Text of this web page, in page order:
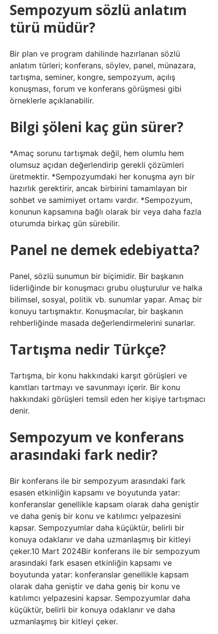
Sempozyum sözlü anlatım
türü müdür?
Bir plan ve program dahilinde hazırlanan sözlü
anlatım türleri; konferans, söylev, panel, münazara,
tartışma, seminer, kongre, sempozyum, açılış
konuşması, forum ve konferans görüşmesi gibi
örneklerle açıklanabilir.
Bilgi şöleni kaç gün sürer?
*Amaç sorunu tartışmak değil, hem olumlu hem
olumsuz açıdan değerlendirip gerekli çözümleri
üretmektir. *Sempozyumdaki her konuşma ayrı bir
hazırlık gerektirir, ancak birbirini tamamlayan bir
sohbet ve samimiyet ortamı vardır. *Sempozyum,
konunun kapsamına bağlı olarak bir veya daha fazla
oturumda birkaç gün sürebilir.
Panel ne demek edebiyatta?
Panel, sözlü sunumun bir biçimidir. Bir başkanın
liderliğinde bir konuşmacı grubu oluşturulur ve halka
bilimsel, sosyal, politik vb. sunumlar yapar. Amaç bir
konuyu tartışmaktır. Konuşmacılar, bir başkanın
rehberliğinde masada değerlendirmelerini sunarlar.
Tartışma nedir Türkçe?
Tartışma, bir konu hakkındaki karşıt görüşleri ve
kanıtları tartmayı ve savunmayı içerir. Bir konu
hakkındaki görüşleri temsil eden her kişiye tartışmacı
denir.
Sempozyum ve konferans
arasındaki fark nedir?
Bir konferans ile bir sempozyum arasındaki fark
esasen etkinliğin kapsamı ve boyutunda yatar:
konferanslar genellikle kapsam olarak daha geniştir
ve daha geniş bir konu ve katılımcı yelpazesini
kapsar. Sempozyumlar daha küçüktür, belirli bir
konuya odaklanır ve daha uzmanlaşmış bir kitleyi
çeker.10 Mart 2024Bir konferans ile bir sempozyum
arasındaki fark esasen etkinliğin kapsamı ve
boyutunda yatar: konferanslar genellikle kapsam
olarak daha geniştir ve daha geniş bir konu ve
katılımcı yelpazesini kapsar. Sempozyumlar daha
küçüktür, belirli bir konuya odaklanır ve daha
uzmanlaşmış bir kitleyi çeker.